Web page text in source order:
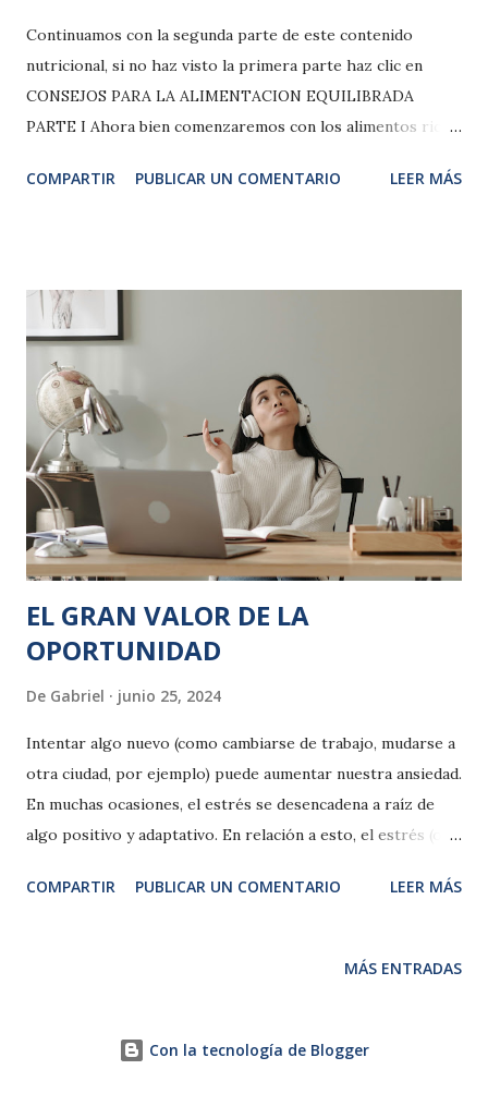
Continuamos con la segunda parte de este contenido
nutricional, si no haz visto la primera parte haz clic en
CONSEJOS PARA LA ALIMENTACION EQUILIBRADA
PARTE I Ahora bien comenzaremos con los alimentos ricos
en cuenta que los productos refinados no aportan fibra y
en el proceso de refinado se pierden. 5. Lácteos sin azúcar:
Si optamos por consumirlos, hemos de tomar la leche,
queso y yogur lo más naturales posibles. Esto implica evitar
productos como las natillas, flanes, evitando la cantidad de
azúcares que les añaden que dan como resultado final
productos más similares a golosinas lácteas que en lácteos
en sí. 6. Huevos: Son alimentos ricos en proteínas y una
buena alternativa a la carne o al pescado. Pero, ¿Son
realmente buenos? El huevo t...
COMPARTIR PUBLICAR UN COMENTARIO LEER MÁS
EL GRAN VALOR DE LA
OPORTUNIDAD
De Gabriel junio 25, 2024
Intentar algo nuevo (como cambiarse de trabajo, mudarse a
otra ciudad, por ejemplo) puede aumentar nuestra ansiedad.
En muchas ocasiones, el estrés se desencadena a raíz de
algo positivo y adaptativo. En relación a esto, el estrés (o
conocimientos/ situaciones y tenemos que pensar cómo
información y dirigirnos adecuadamente a la acción. No
el pesimismo sean los protagonistas de la mayoría de sus
COMPARTIR PUBLICAR UN COMENTARIO LEER MÁS
MÁS ENTRADAS
Con la tecnología de Blogger